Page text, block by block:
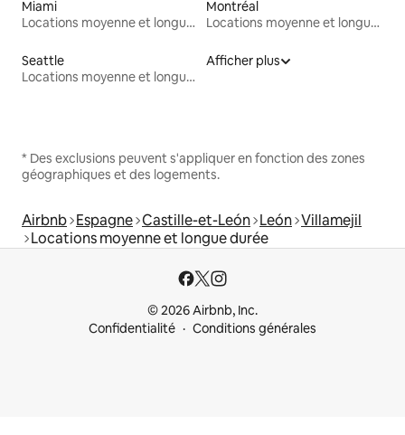
Miami
Locations moyenne et longue durée
Montréal
Locations moyenne et longue durée
Seattle
Locations moyenne et longue durée
Afficher plus
* Des exclusions peuvent s'appliquer en fonction des zones
géographiques et des logements.
Airbnb Espagne Castille-et-León León Villamejil
Locations moyenne et longue durée
© 2026 Airbnb, Inc.
Confidentialité
Conditions générales